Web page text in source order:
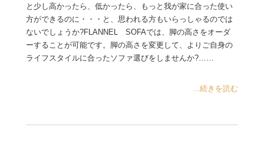
と少し高かったら、低かったら、もっと我が家に合った使い
方ができるのに・・・と、思われる方もいらっしゃるのでは
ないでしょうか?FLANNEL SOFAでは、脚の高さをオーダ
ーすることが可能です。脚の高さを変更して、よりご自身の
ライフスタイルに合ったソファ選びをしませんか?……
...続きを読む